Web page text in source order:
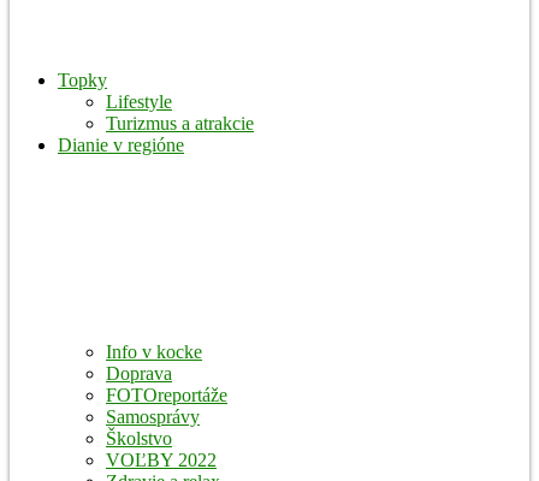
Topky
Lifestyle
Turizmus a atrakcie
Dianie v regióne
Info v kocke
Doprava
FOTOreportáže
Samosprávy
Školstvo
VOĽBY 2022